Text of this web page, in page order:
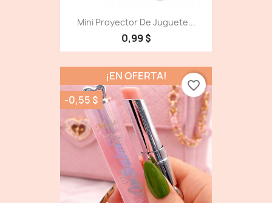
Mini Proyector De Juguete...
0,99 $
¡EN OFERTA!
-0,55 $
favorite_border